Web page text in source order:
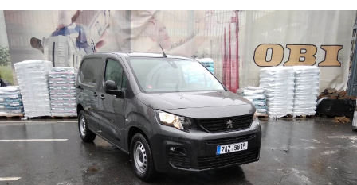
HISTORIE
ZAJÍMAVOSTI
TECHNIKA
EKONOMIKA
ČESKÝ TRH
TUNING
PROFI